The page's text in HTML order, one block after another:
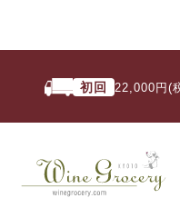
初回 22,000円(税